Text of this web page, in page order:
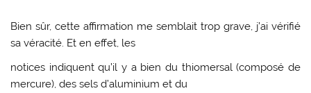
Bien sûr, cette affirmation me semblait trop grave, j’ai vérifié
sa véracité. Et en effet, les
notices indiquent qu’il y a bien du thiomersal (composé de
mercure), des sels d’aluminium et du